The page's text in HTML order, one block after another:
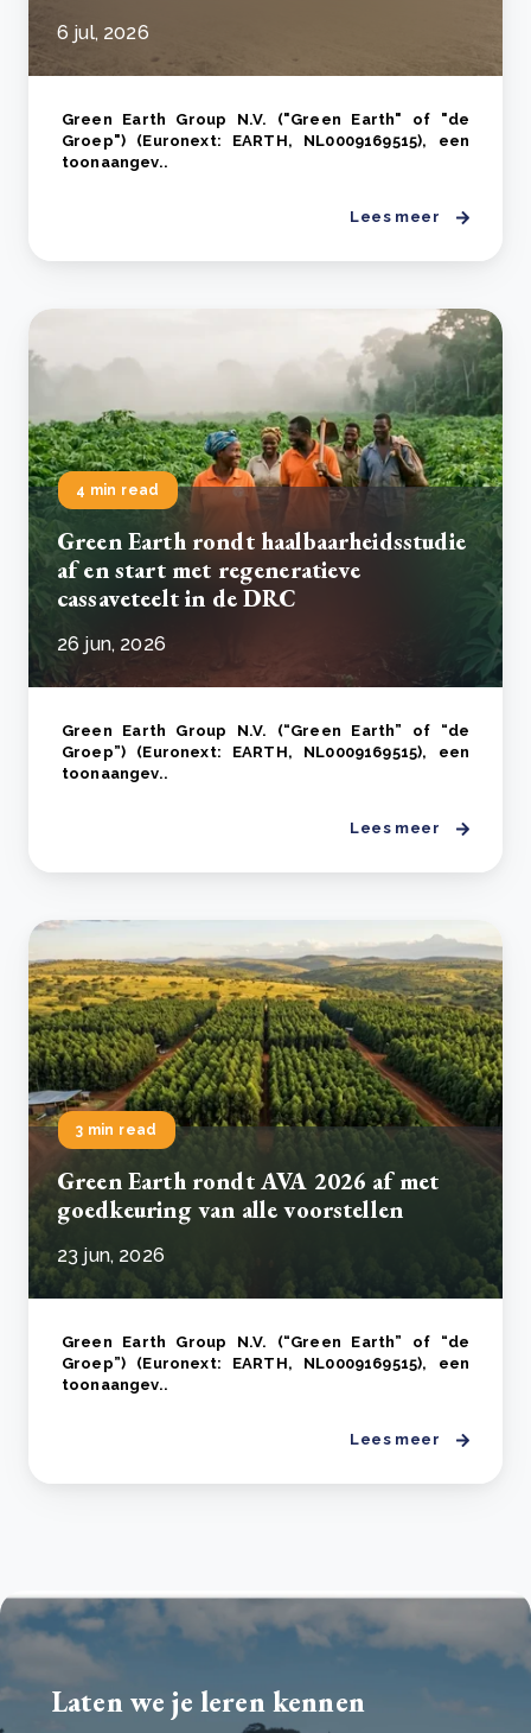
6 jul, 2026
Green Earth Group N.V. ("Green Earth" of "de
Groep") (Euronext: EARTH, NL0009169515), een
toonaangev..
Lees meer
4 min read
Green Earth rondt haalbaarheidsstudie
af en start met regeneratieve
cassaveteelt in de DRC
26 jun, 2026
Green Earth Group N.V. (“Green Earth” of “de
Groep”) (Euronext: EARTH, NL0009169515), een
toonaangev..
Lees meer
3 min read
Green Earth rondt AVA 2026 af met
goedkeuring van alle voorstellen
23 jun, 2026
Green Earth Group N.V. (“Green Earth” of “de
Groep”) (Euronext: EARTH, NL0009169515), een
toonaangev..
Lees meer
Laten we je leren kennen